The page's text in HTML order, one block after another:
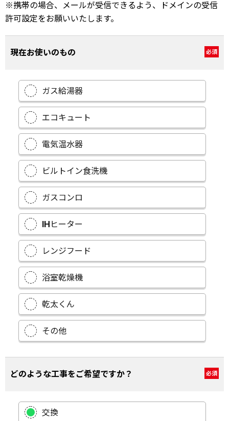
※携帯の場合、メールが受信できるよう、ドメインの受信
許可設定をお願いいたします。
現在お使いのもの 必須
ガス給湯器
エコキュート
電気温水器
ビルトイン食洗機
ガスコンロ
IHヒーター
レンジフード
浴室乾燥機
乾太くん
その他
どのような工事をご希望ですか？ 必須
交換